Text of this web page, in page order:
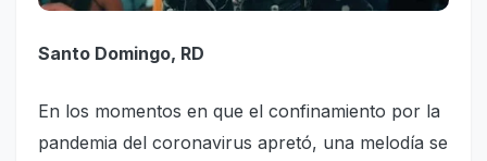
Santo Domingo, RD
En los momen­tos en que el confinamiento por la
pande­mia del coro­navirus apretó, una melo­día se